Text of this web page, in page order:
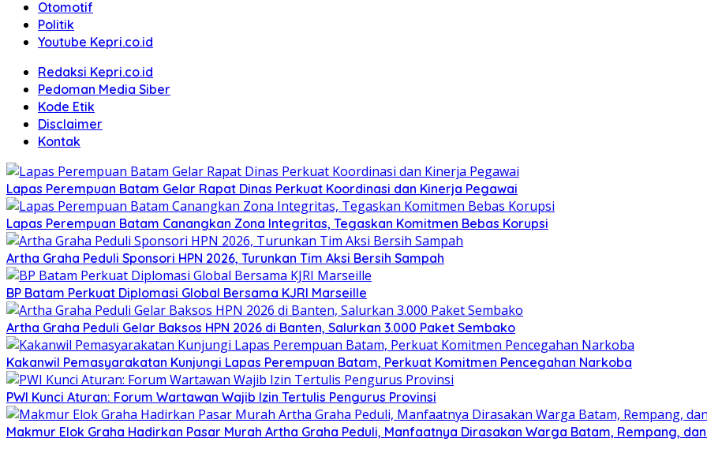
Otomotif
Politik
Youtube Kepri.co.id
Redaksi Kepri.co.id
Pedoman Media Siber
Kode Etik
Disclaimer
Kontak
Lapas Perempuan Batam Gelar Rapat Dinas Perkuat Koordinasi dan Kinerja Pegawai
Lapas Perempuan Batam Canangkan Zona Integritas, Tegaskan Komitmen Bebas Korupsi
Artha Graha Peduli Sponsori HPN 2026, Turunkan Tim Aksi Bersih Sampah
BP Batam Perkuat Diplomasi Global Bersama KJRI Marseille
Artha Graha Peduli Gelar Baksos HPN 2026 di Banten, Salurkan 3.000 Paket Sembako
Kakanwil Pemasyarakatan Kunjungi Lapas Perempuan Batam, Perkuat Komitmen Pencegahan Narkoba
PWI Kunci Aturan: Forum Wartawan Wajib Izin Tertulis Pengurus Provinsi
Makmur Elok Graha Hadirkan Pasar Murah Artha Graha Peduli, Manfaatnya Dirasakan Warga Batam, Rempang,